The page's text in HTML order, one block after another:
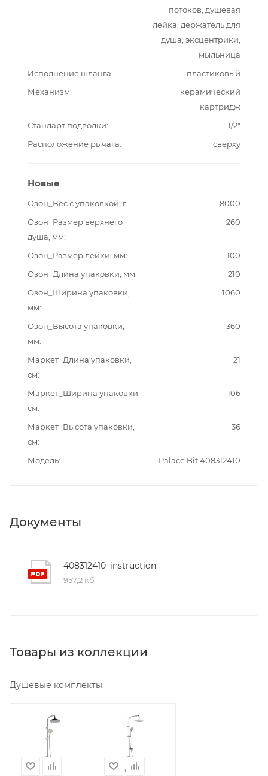
потоков, душевая
лейка, держатель для
душа, эксцентрики,
мыльница
Исполнение шланга
пластиковый
Механизм
керамический
картридж
Стандарт подводки
1/2"
Расположение рычага
сверху
Новые
Озон_Вес с упаковкой, г
8000
Озон_Размер верхнего
душа, мм
260
Озон_Размер лейки, мм
100
Озон_Длина упаковки, мм
210
Озон_Ширина упаковки,
мм
1060
Озон_Высота упаковки,
мм
360
Маркет_Длина упаковки,
см
21
Маркет_Ширина упаковки,
см
106
Маркет_Высота упаковки,
см
36
Модель Palace Bit 408312410
Документы
408312410_instruction
957,2 кб
Товары из коллекции
Душевые комплекты
Минимальная
18490.00
Реквизиты
Минимальная
23290.00
Реквизиты